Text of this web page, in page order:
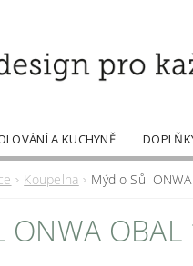
A KUCHYNĚ
DOBROTY
Koupelna Mýdlo Sůl
ONWA OBAL